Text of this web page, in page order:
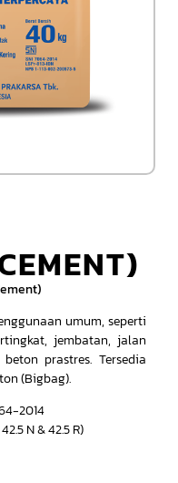
umum, seperti
jembatan, jalan
prastres. Tersedia
(Bigbag).
2014
N & 42.5 R)